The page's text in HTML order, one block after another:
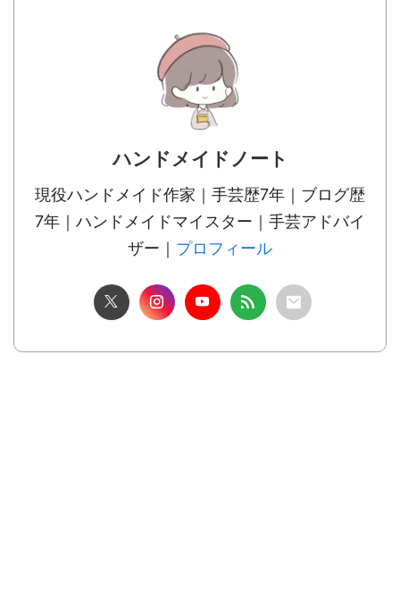
ハンドメイドノート
現役ハンドメイド作家｜手芸歴7年｜ブログ歴
7年｜ハンドメイドマイスター｜手芸アドバイ
ザー｜ プロフィール